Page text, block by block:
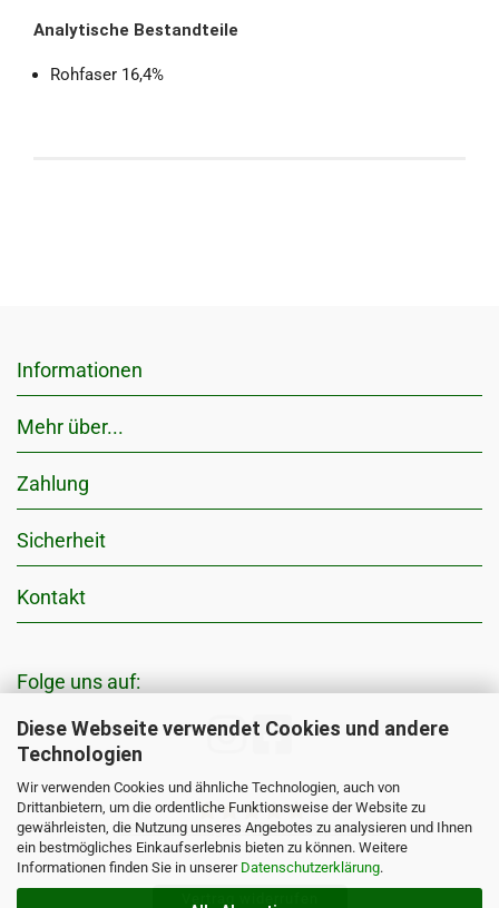
Diese Webseite verwendet Cookies und andere
Technologien
Wir verwenden Cookies und ähnliche Technologien, auch von
Drittanbietern, um die ordentliche Funktionsweise der Website zu
gewährleisten, die Nutzung unseres Angebotes zu analysieren und Ihnen
ein bestmögliches Einkaufserlebnis bieten zu können. Weitere
Informationen finden Sie in unserer Datenschutzerklärung.
Analytische Bestandteile
Rohfaser 16,4%
Informationen
Mehr über...
Zahlung
Sicherheit
Kontakt
Folge uns auf:
Pflanzenkohle24.de EGoS Bio GmbH
5795Bewertungen auf ProvenExpert.com